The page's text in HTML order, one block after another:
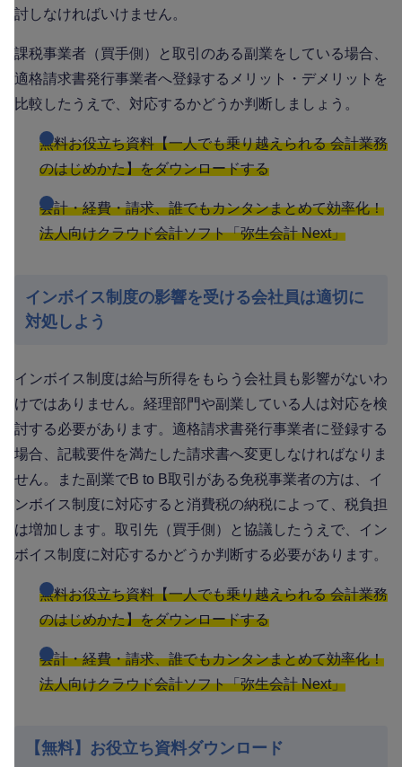
討しなければいけません。
課税事業者（買手側）と取引のある副業をしている場合、
適格請求書発行事業者へ登録するメリット・デメリットを
比較したうえで、対応するかどうか判断しましょう。
無料お役立ち資料【一人でも乗り越えられる 会計業務
のはじめかた】をダウンロードする
会計・経費・請求、誰でもカンタンまとめて効率化！
法人向けクラウド会計ソフト「弥生会計 Next」
インボイス制度の影響を受ける会社員は適切に
対処しよう
インボイス制度は給与所得をもらう会社員も影響がないわ
けではありません。経理部門や副業している人は対応を検
討する必要があります。適格請求書発行事業者に登録する
場合、記載要件を満たした請求書へ変更しなければなりま
せん。また副業でB to B取引がある免税事業者の方は、イ
ンボイス制度に対応すると消費税の納税によって、税負担
は増加します。取引先（買手側）と協議したうえで、イン
ボイス制度に対応するかどうか判断する必要があります。
無料お役立ち資料【一人でも乗り越えられる 会計業務
のはじめかた】をダウンロードする
会計・経費・請求、誰でもカンタンまとめて効率化！
法人向けクラウド会計ソフト「弥生会計 Next」
【無料】お役立ち資料ダウンロード